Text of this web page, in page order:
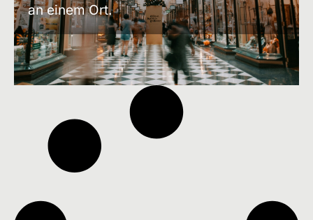
an einem Ort.